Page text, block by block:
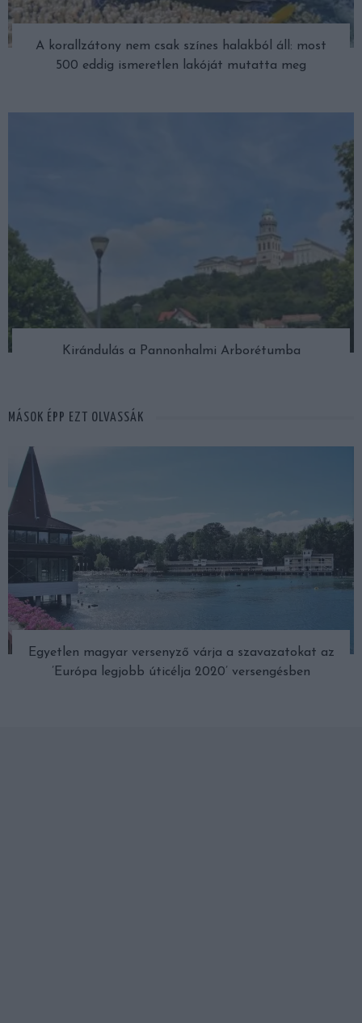
A korallzátony nem csak színes halakból áll: most
500 eddig ismeretlen lakóját mutatta meg
Kirándulás a Pannonhalmi Arborétumba
MÁSOK ÉPP EZT OLVASSÁK
Egyetlen magyar versenyző várja a szavazatokat az
’Európa legjobb úticélja 2020’ versengésben